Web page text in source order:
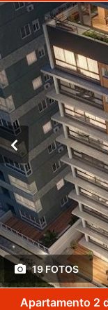
19 FOTOS
Apartamento 2